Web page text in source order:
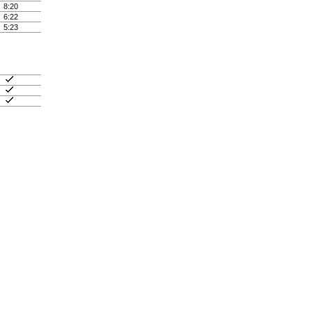
8:20
6:22
5:23